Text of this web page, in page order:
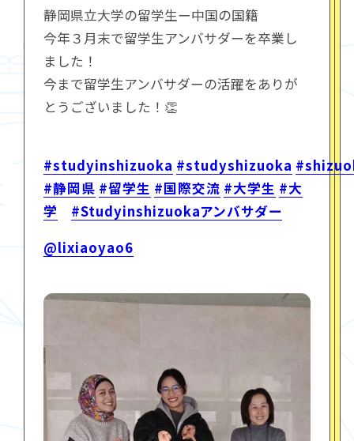
静岡県立大学の留学生ー中国の国籍
今年３月末で留学生アンバサダーを卒業し
ました！
今まで留学生アンバサダーの活躍をありが
とうございました！👏
#studyinshizuoka #studyshizuoka
#静岡県 #留学生 #国際交流 #大学生 #大
学
#Studyinshizuokaアンバサダー
@lixiaoyao6